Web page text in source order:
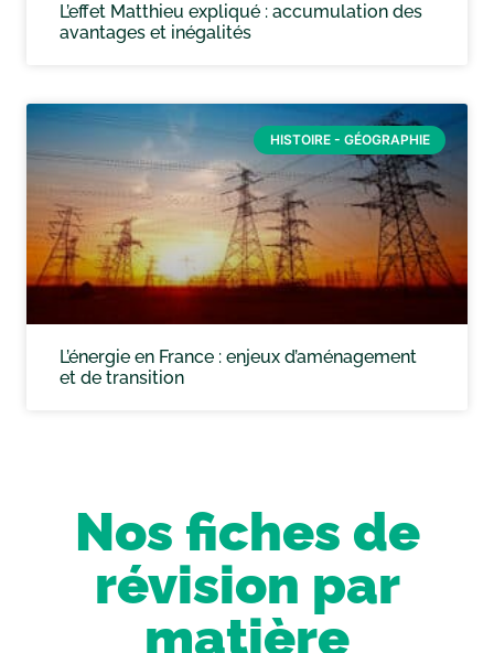
L’effet Matthieu expliqué : accumulation des
avantages et inégalités
HISTOIRE - GÉOGRAPHIE
L’énergie en France : enjeux d’aménagement
et de transition
Nos fiches de
révision par
matière